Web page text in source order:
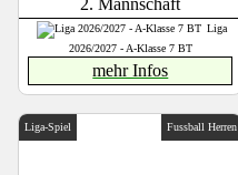
Liga
2026/2027 - A-Klasse 7 BT
mehr Infos
Liga-Spiel Fussball Herren